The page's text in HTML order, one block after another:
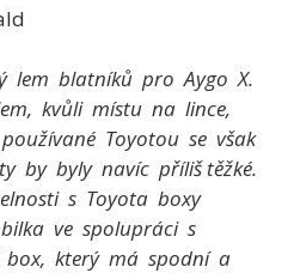
lem blatníků pro Aygo X.
kvůli místu na lince,
Toyotou se však
by byly navíc příliš těžké.
s Toyota boxy
ve spolupráci s
který má spodní a